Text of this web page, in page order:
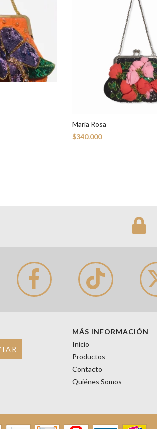
María Rosa
$340.000
MÁS INFORMACIÓN
Inicio
Productos
Contacto
Quiénes Somos